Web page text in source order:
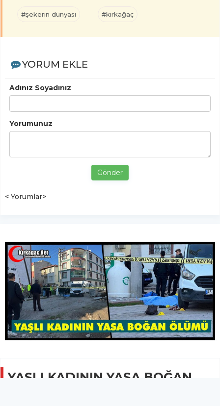
#şekerin dünyası #kırkağaç
YORUM EKLE
Adınız Soyadınız
Yorumunuz
Gönder
< Yorumlar>
YAŞLI KADININ YASA BOĞAN